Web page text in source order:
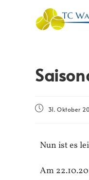
31. Oktober
Nun ist es
Am